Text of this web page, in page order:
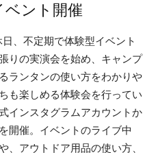
ベント開催
、不定期で体験型イベント
りの実演会を始め、キャンプ
ランタンの使い方をわかりや
も楽しめる体験会を行ってい
インスタグラムアカウントか
開催。イベントのライブ中
、アウトドア用品の使い方、